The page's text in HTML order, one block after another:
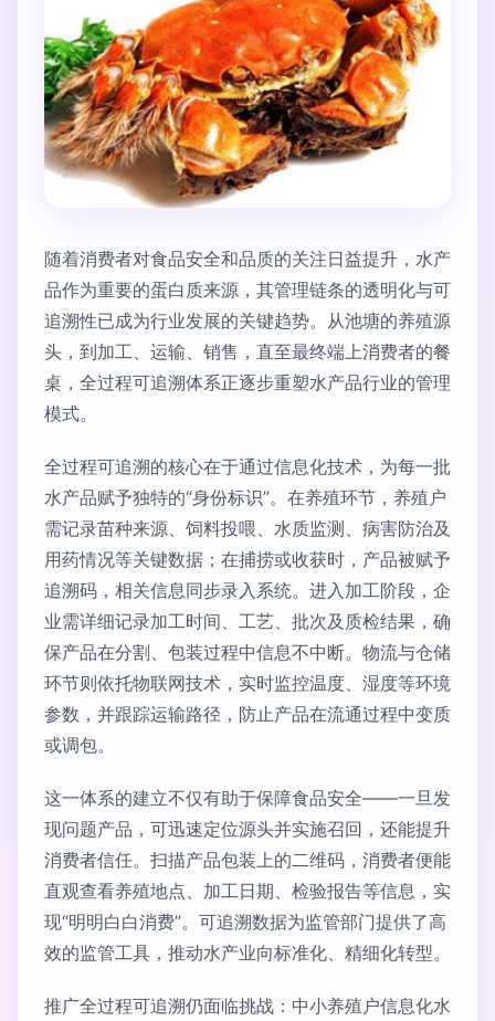
随着消费者对食品安全和品质的关注日益提升，水产
品作为重要的蛋白质来源，其管理链条的透明化与可
追溯性已成为行业发展的关键趋势。从池塘的养殖源
头，到加工、运输、销售，直至最终端上消费者的餐
桌，全过程可追溯体系正逐步重塑水产品行业的管理
模式。
全过程可追溯的核心在于通过信息化技术，为每一批
水产品赋予独特的“身份标识”。在养殖环节，养殖户
需记录苗种来源、饲料投喂、水质监测、病害防治及
用药情况等关键数据；在捕捞或收获时，产品被赋予
追溯码，相关信息同步录入系统。进入加工阶段，企
业需详细记录加工时间、工艺、批次及质检结果，确
保产品在分割、包装过程中信息不中断。物流与仓储
环节则依托物联网技术，实时监控温度、湿度等环境
参数，并跟踪运输路径，防止产品在流通过程中变质
或调包。
这一体系的建立不仅有助于保障食品安全——一旦发
现问题产品，可迅速定位源头并实施召回，还能提升
消费者信任。扫描产品包装上的二维码，消费者便能
直观查看养殖地点、加工日期、检验报告等信息，实
现“明明白白消费”。可追溯数据为监管部门提供了高
效的监管工具，推动水产业向标准化、精细化转型。
推广全过程可追溯仍面临挑战：中小养殖户信息化水